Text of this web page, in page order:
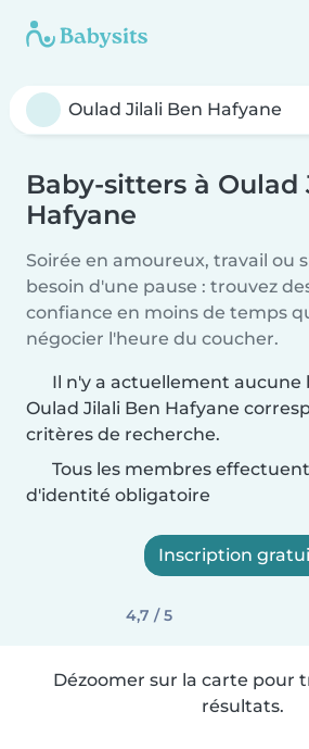
Baby-sitters à Oulad
Hafyane
Soirée en amoureux, travail ou
besoin d'une pause : trouvez
confiance en moins de temps
négocier l'heure du coucher.
Il n'y a actuellement aucune
Oulad Jilali Ben Hafyane
critères de recherche.
Tous les membres
d'identité obligatoire
Inscription
4,7 / 5
Dézoomer sur la carte pour
résultats.